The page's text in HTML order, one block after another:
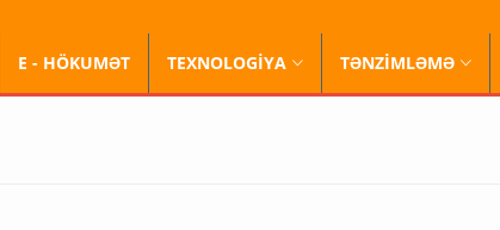
E - HÖKUMƏT TEXNOLOGİYA TƏNZİMLƏMƏ